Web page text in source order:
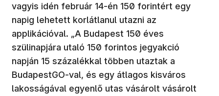
vagyis idén február 14-én 150 forintért egy
napig lehetett korlátlanul utazni az
applikációval. „A Budapest 150 éves
szülinapjára utaló 150 forintos jegyakció
napján 15 százalékkal többen utaztak a
BudapestGO-val, és egy átlagos kisváros
lakosságával egyenlő utas vásárolt vásárolt